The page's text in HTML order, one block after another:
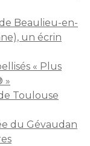
Beaulieu-en-
un écrin
« Plus
»
Toulouse
du Gévaudan